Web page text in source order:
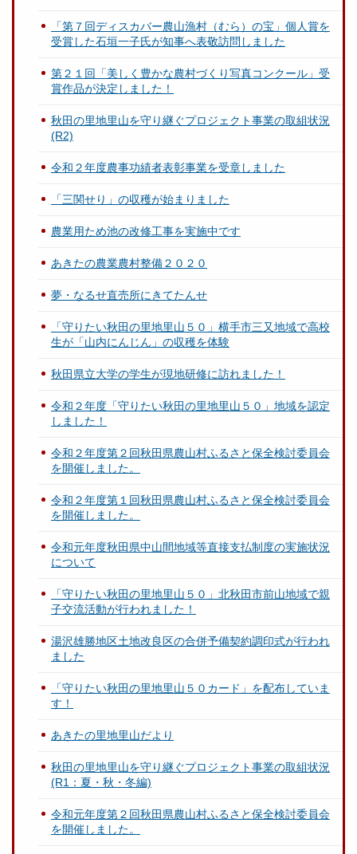
「第７回ディスカバー農山漁村（むら）の宝」個人賞を
受賞した石垣一子氏が知事へ表敬訪問しました
第２１回「美しく豊かな農村づくり写真コンクール」受
賞作品が決定しました！
秋田の里地里山を守り継ぐプロジェクト事業の取組状況
(R2)
令和２年度農事功績者表彰事業を受章しました
「三関せり」の収穫が始まりました
農業用ため池の改修工事を実施中です
あきたの農業農村整備２０２０
夢・なるせ直売所にきてたんせ
「守りたい秋田の里地里山５０」横手市三又地域で高校
生が「山内にんじん」の収穫を体験
秋田県立大学の学生が現地研修に訪れました！
令和２年度「守りたい秋田の里地里山５０」地域を認定
しました！
令和２年度第２回秋田県農山村ふるさと保全検討委員会
を開催しました。
令和２年度第１回秋田県農山村ふるさと保全検討委員会
を開催しました。
令和元年度秋田県中山間地域等直接支払制度の実施状況
について
「守りたい秋田の里地里山５０」北秋田市前山地域で親
子交流活動が行われました！
湯沢雄勝地区土地改良区の合併予備契約調印式が行われ
ました
「守りたい秋田の里地里山５０カード」を配布していま
す！
あきたの里地里山だより
秋田の里地里山を守り継ぐプロジェクト事業の取組状況
(R1：夏・秋・冬編)
令和元年度第２回秋田県農山村ふるさと保全検討委員会
を開催しました。